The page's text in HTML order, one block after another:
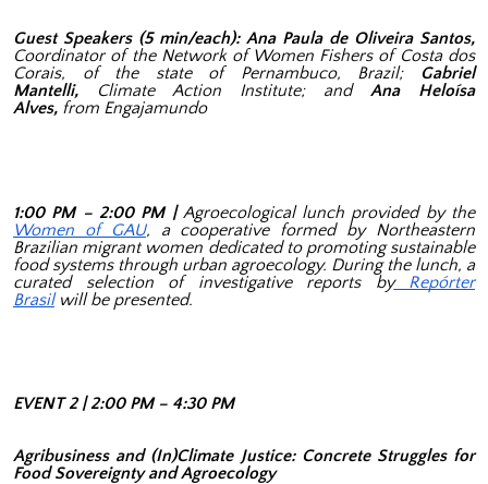
Guest Speakers (5 min/each): Ana Paula de Oliveira Santos,
Coordinator of the Network of Women Fishers of Costa dos
Corais, of the state of Pernambuco, Brazil; Gabriel
Mantelli, Climate Action Institute; andAna Heloísa
Alves, from Engajamundo
1:00 PM – 2:00 PM |Agroecological lunch provided by the
Women of GAU, a cooperative formed by Northeastern
Brazilian migrant women dedicated to promoting sustainable
food systems through urban agroecology. During the lunch, a
curated selection of investigative reports byRepórter
Brasilwill be presented.
EVENT 2 | 2:00 PM – 4:30 PM
Agribusiness and (In)Climate Justice: Concrete Struggles for
Food Sovereignty and Agroecology